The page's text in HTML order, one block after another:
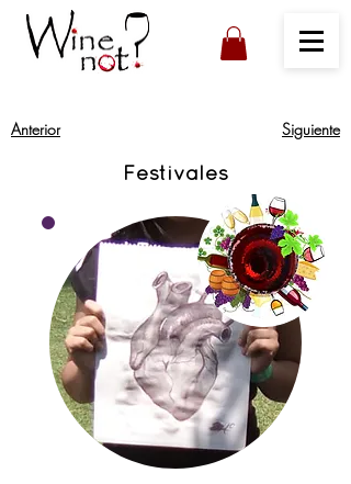
Anterior Siguiente
Festivales